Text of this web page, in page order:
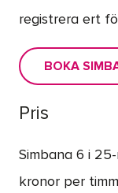
registrera ert
BOKA
Pris
Simbana 6 i
kronor per